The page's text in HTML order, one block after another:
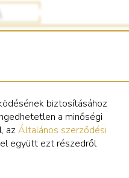
biztosításához
a minőségi
azÁltalános szerződési
együtt ezt részedről